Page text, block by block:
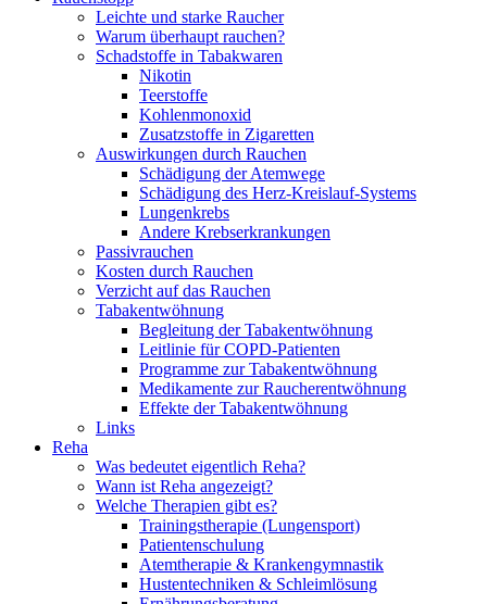
Leichte und starke Raucher
Warum überhaupt rauchen?
Schadstoffe in Tabakwaren
Nikotin
Teerstoffe
Kohlenmonoxid
Zusatzstoffe in Zigaretten
Auswirkungen durch Rauchen
Schädigung der Atemwege
Schädigung des Herz-Kreislauf-Systems
Lungenkrebs
Andere Krebserkrankungen
Passivrauchen
Kosten durch Rauchen
Verzicht auf das Rauchen
Tabakentwöhnung
Begleitung der Tabakentwöhnung
Leitlinie für COPD-Patienten
Programme zur Tabakentwöhnung
Medikamente zur Raucherentwöhnung
Effekte der Tabakentwöhnung
Links
Reha
Was bedeutet eigentlich Reha?
Wann ist Reha angezeigt?
Welche Therapien gibt es?
Trainingstherapie (Lungensport)
Patientenschulung
Atemtherapie & Krankengymnastik
Hustentechniken & Schleimlösung